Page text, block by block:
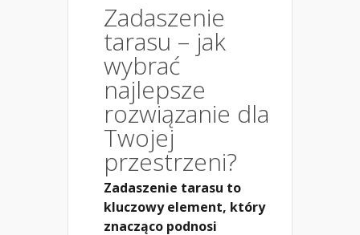
Zadaszenie
tarasu – jak
wybrać
najlepsze
rozwiązanie dla
Twojej
przestrzeni?
Zadaszenie tarasu to
kluczowy element, który
znacząco podnosi